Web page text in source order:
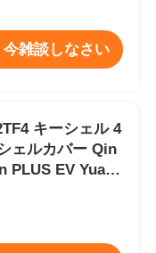
今雑談しなさい
キーシェル 4
ェルカバー Qin
PLUS EV Yuan